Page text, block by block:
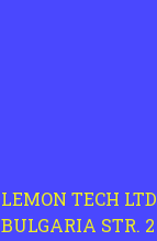
LEMON TECH LTD
BULGARIA STR. 2